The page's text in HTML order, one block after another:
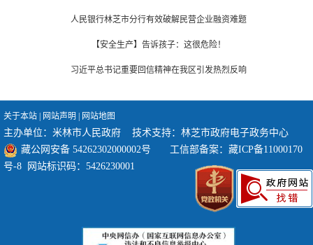
人民银行林芝市分行有效破解民营企业融资难题
【安全生产】告诉孩子：这很危险！
习近平总书记重要回信精神在我区引发热烈反响
关于本站 | 网站声明 | 网站地图
主办单位：米林市人民政府 技术支持：林芝市政府电子政务中心
藏公网安备 54262302000002号
工信部备案： 藏ICP备11000170
号-8 网站标识码：5426230001